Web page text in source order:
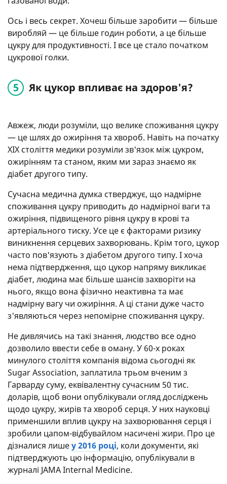
Ось і весь секрет. Хочеш більше заробити — більше
виробляй — це більше годин роботи, а це більше
цукру для продуктивності. І все це стало початком
цукрової голки.
Як цукор впливає на здоров'я?
Авжеж, люди розуміли, що велике споживання цукру
— це шлях до ожиріння та хвороб. Навіть на початку
XIX століття медики розуміли зв'язок між цукром,
ожирінням та станом, яким ми зараз знаємо як
діабет другого типу.
Сучасна медична думка стверджує, що надмірне
споживання цукру приводить до надмірної ваги та
ожиріння, підвищеного рівня цукру в крові та
артеріального тиску. Усе це є факторами ризику
виникнення серцевих захворювань. Крім того, цукор
часто пов'язують з діабетом другого типу. І хоча
нема підтвердження, що цукор напряму викликає
діабет, людина має більше шансів захворіти на
нього, якщо вона фізично неактивна та має
надмірну вагу чи ожиріння. А ці стани дуже часто
з'являються через непомірне споживання цукру.
Не дивлячись на такі знання, людство все одно
дозволило ввести себе в оману. У 60-х роках
минулого століття компанія відома сьогодні як
Sugar Association, заплатила трьом вченим з
Гарварду суму, еквівалентну сучасним 50 тис.
доларів, щоб вони опублікували огляд досліджень
щодо цукру, жирів та хвороб серця. У них науковці
применшили вплив цукру на захворювання серця і
зробили цапом-відбувайлом насичені жири. Про це
дізналися лишеу 2016 році, коли документи, які
підтверджують цю інформацію, опублікували в
журналі JAMA Internal Medicine.